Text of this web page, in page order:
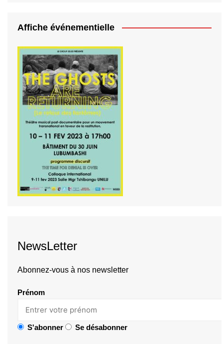
Affiche événementielle
NewsLetter
Abonnez-vous à nos newsletter
Prénom
S'abonner Se désabonner